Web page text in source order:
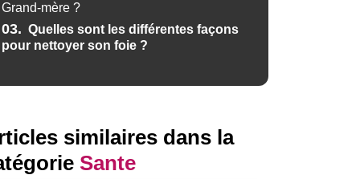
Grand-mère ?
03. Quelles sont les différentes façons
pour nettoyer son foie ?
similaires dans la
Sante